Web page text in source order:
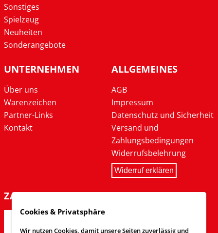
Sonstiges
Spielzeug
Neuheiten
Sonderangebote
UNTERNEHMEN
Über uns
Warenzeichen
Partner-Links
Kontakt
ALLGEMEINES
AGB
Impressum
Datenschutz und Sicherheit
Versand und
Zahlungsbedingungen
Widerrufsbelehrung
Widerruf erklären
ZAHLARTEN
Cookies & Privatsphäre
Wir nutzen Cookies, damit unsere Seiten zuverlässig und